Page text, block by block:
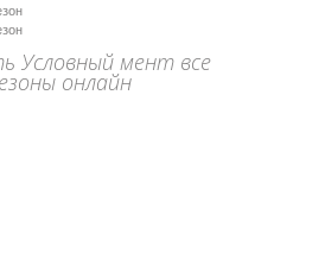
Условный мент все
онлайн